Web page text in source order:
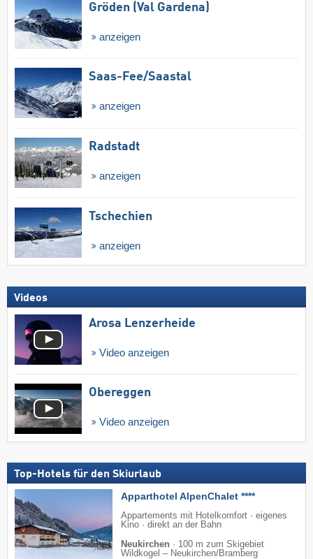
Gröden (Val Gardena)
anzeigen
Saas-Fee/​Saastal
anzeigen
Radstadt
anzeigen
Tschechien
anzeigen
Videos
Arosa Lenzerheide
Video anzeigen
Obereggen
Video anzeigen
Top-Hotels für den Skiurlaub
Apparthotel AlpenChalet ****
Appartements mit Hotelkomfort · eigenes
Kino · direkt an der Bahn
Neukirchen · 100 m zum Skigebiet
Wildkogel – Neukirchen/​Bramberg